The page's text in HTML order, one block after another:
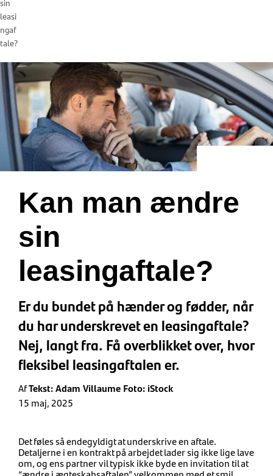
sin
leasi
ngaf
tale?
Kan man ændre
sin
leasingaftale?
Er du bundet på hænder og fødder, når
du har underskrevet en leasingaftale?
Nej, langt fra. Få overblikket over, hvor
fleksibel leasingaftalen er.
AfTekst: Adam Villaume Foto: iStock
15 maj, 2025
Det føles så endegyldigt at underskrive en aftale.
Detaljerne i en kontrakt på arbejdet lader sig ikke lige lave
om, og ens partner vil typisk ikke byde en invitation til at